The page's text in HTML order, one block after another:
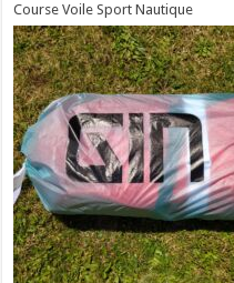
Course Voile Sport Nautique